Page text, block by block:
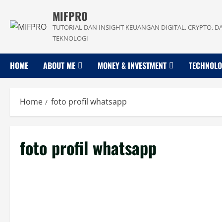
content
MIFPRO
TUTORIAL DAN INSIGHT KEUANGAN DIGITAL, CRYPTO,
TEKNOLOGI
HOME ABOUT ME MONEY & INVESTMENT
Home foto profil whatsapp
foto profil whatsapp